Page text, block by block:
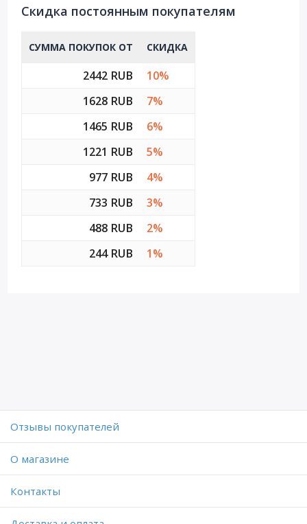
Cкидка постоянным покупателям
СУММА ПОКУПОК ОТ СКИДКА
2442 RUB
10%
1628 RUB
7%
1465 RUB
6%
1221 RUB
5%
977 RUB
4%
733 RUB
3%
488 RUB
2%
244 RUB
1%
Отзывы покупателей
O магазине
Контакты